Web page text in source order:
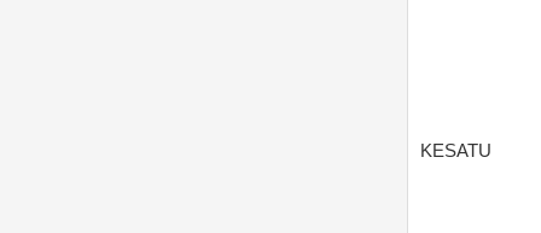
KESATU